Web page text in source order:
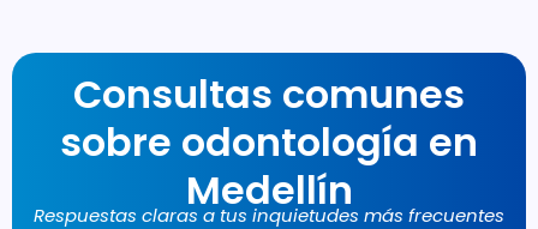
Consultas comunes
sobre odontología en
Medellín
Respuestas claras a tus inquietudes más frecuentes